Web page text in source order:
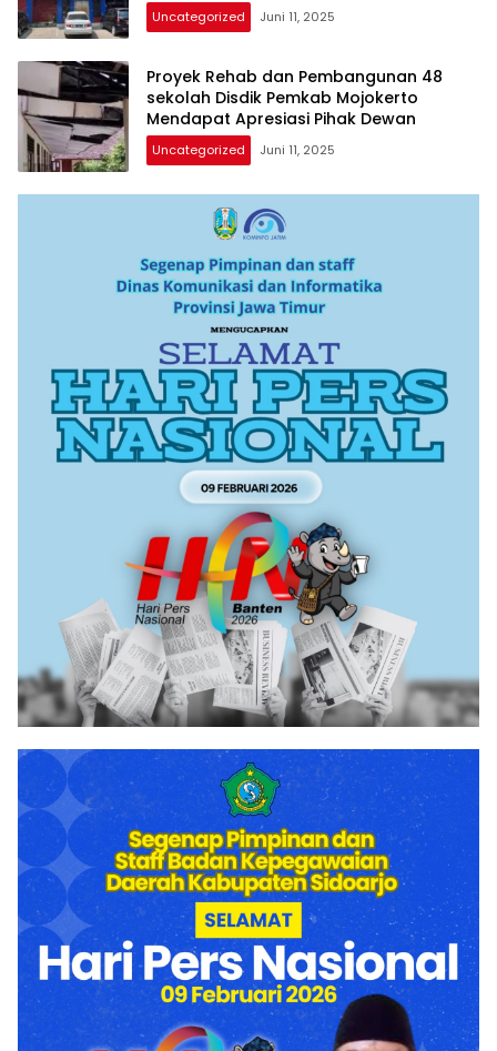
Uncategorized Juni 11, 2025
Proyek Rehab dan Pembangunan 48
sekolah Disdik Pemkab Mojokerto
Mendapat Apresiasi Pihak Dewan
Uncategorized Juni 11, 2025